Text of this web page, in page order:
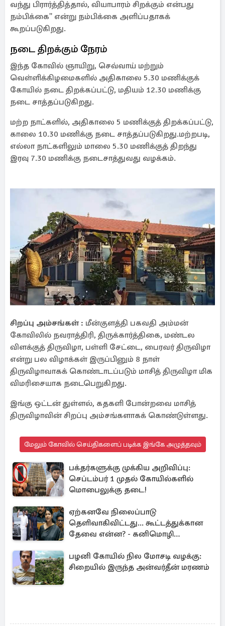
வந்து பிரார்த்தித்தால், வியாபாரம் சிறக்கும் என்பது
நம்பிக்கை'' என்று நம்பிக்கை அளிப்பதாகக்
கூறப்படுகிறது.
நடை திறக்கும் நேரம்
இந்த கோவில் ஞாயிறு, செவ்வாய் மற்றும்
வெள்ளிக்கிழமைகளில் அதிகாலை 5.30 மணிக்குக்
கோயில் நடை திறக்கப்பட்டு, மதியம் 12.30 மணிக்கு
நடை சாத்தப்படுகிறது.
மற்ற நாட்களில், அதிகாலை 5 மணிக்குத் திறக்கப்பட்டு,
காலை 10.30 மணிக்கு நடை சாத்தப்படுகிறது.மற்றபடி,
எல்லா நாட்களிலும் மாலை 5.30 மணிக்குத் திறந்து
இரவு 7.30 மணிக்கு நடைசாத்துவது வழக்கம்.
சிறப்பு அம்சங்கள் : மீன்குளத்தி பகவதி அம்மன்
கோவிலில் நவராத்திரி, திருக்கார்த்திகை, மண்டல
விளக்குத் திருவிழா, பள்ளி சேட்டை, பைரவர் திருவிழா
என்று பல விழாக்கள் இருப்பினும் 8 நாள்
திருவிழாவாகக் கொண்டாடப்படும் மாசித் திருவிழா மிக
விமரிசையாக நடைபெறுகிறது.
இங்கு ஒட்டன் துள்ளல், கதகளி போன்றவை மாசித்
திருவிழாவின் சிறப்பு அம்சங்களாகக் கொண்டுள்ளது.
மேலும் கோவில் செய்திகளைப் படிக்க இங்கே அழுத்தவும்
பக்தர்களுக்கு முக்கிய அறிவிப்பு:
செப்டம்பர் 1 முதல் கோயில்களில்
மொபைலுக்கு தடை!
ஏற்கனவே நிலைப்பாடு
தெளிவாகிவிட்டது... கூட்டத்துக்கான
தேவை என்ன? - கனிமொழி
பழனி கோயில் நில மோசடி வழக்கு:
சிறையில் இருந்த அன்வர்தீன் மரணம்